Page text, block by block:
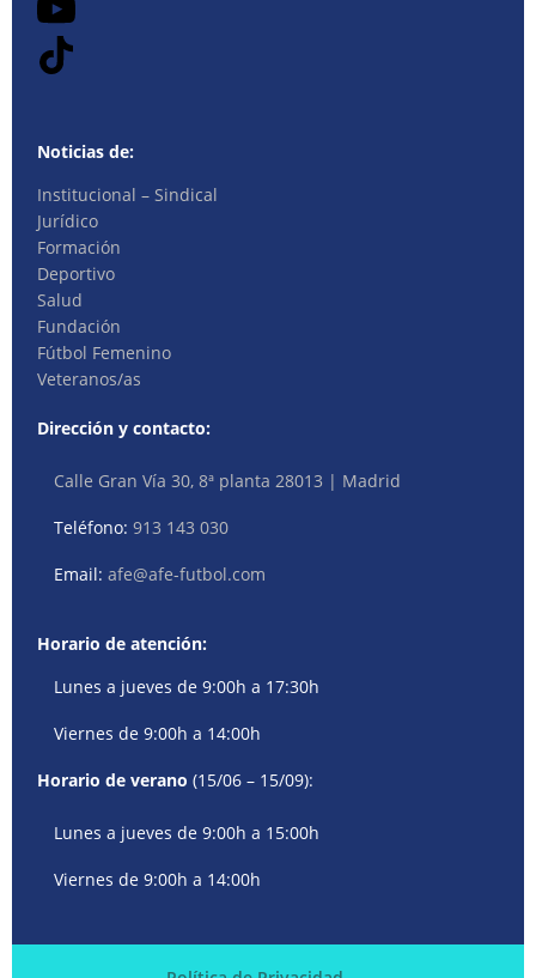
Noticias de:
Institucional – Sindical
Jurídico
Formación
Deportivo
Salud
Fundación
Fútbol Femenino
Veteranos/as
Dirección y contacto:
Calle Gran Vía 30, 8ª planta 28013 | Madrid
Teléfono:913 143 030
Email:afe@afe-futbol.com
Horario de atención:
Lunes a jueves de 9:00h a 17:30h
Viernes de 9:00h a 14:00h
Horario de verano (15/06 – 15/09):
Lunes a jueves de 9:00h a 15:00h
Viernes de 9:00h a 14:00h